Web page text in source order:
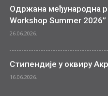
Одржана међународна
Workshop Summer 2026”
26.06.2026.
Стипендије у оквиру
16.06.2026.